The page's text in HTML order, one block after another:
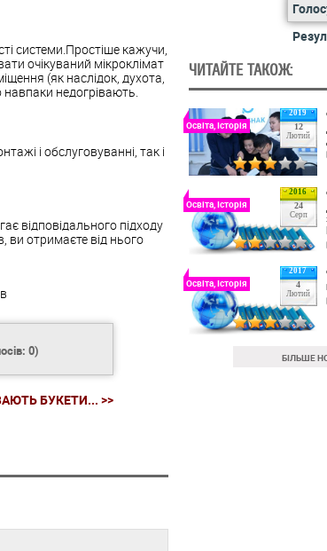
системи.Простіше кажучи,
очікуваний мікроклімат
(як наслідок, духота,
навпаки недогрівають.
і обслуговуванні, так і
відповідального підходу
ви отримаєте від нього
0)
БУКЕТИ... >>
ЧИТАЙТЕ ТАКОЖ:
2019
12
Лютий
Освіта, Історія
2016
24
Серп
Освіта, Історія
2017
4
Лютий
Освіта, Історія
БІЛЬШЕ